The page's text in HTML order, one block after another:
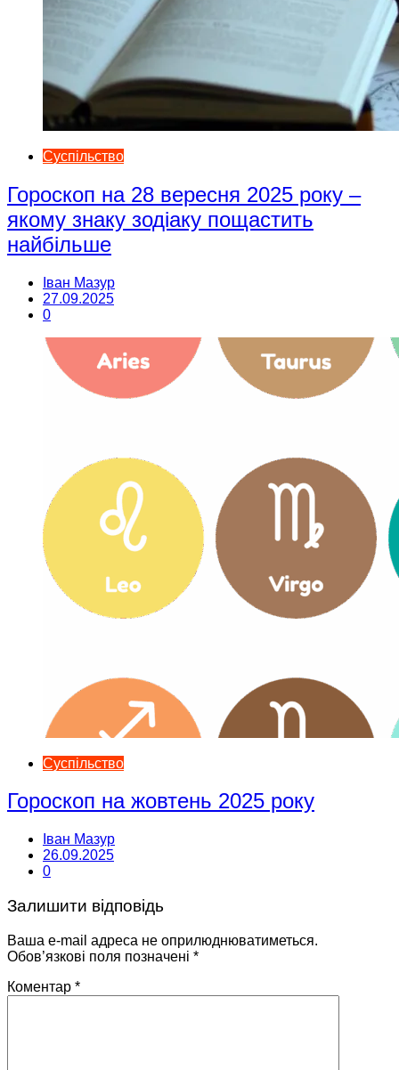
Суспільство
Гороскоп на 28 вересня 2025 року –
якому знаку зодіаку пощастить
найбільше
Іван Мазур
27.09.2025
0
Суспільство
Гороскоп на жовтень 2025 року
Іван Мазур
26.09.2025
0
Залишити відповідь
Ваша e-mail адреса не оприлюднюватиметься.
Обов’язкові поля позначені *
Коментар *